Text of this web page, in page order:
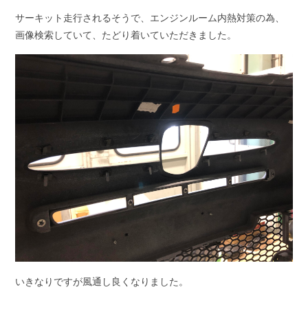
サーキット走行されるそうで、エンジンルーム内熱対策の為、
画像検索していて、たどり着いていただきました。
いきなりですが風通し良くなりました。